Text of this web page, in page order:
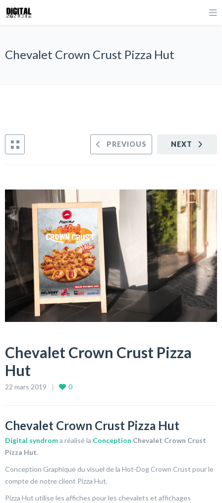
Chevalet Crown Crust Pizza Hut
NEXT
PREVIOUS
Chevalet Crown Crust Pizza
Hut
22 mars 2019 0
Chevalet Crown Crust Pizza Hut
Digital syndroma réalisé la Conception Chevalet Crown Crust
Pizza Hut.
Conception Graphique du visuel de la Hot-Dog Crown Crust pour le
compte de notre client Pizza Hut.
Pizza Hut utilise les affiches pour les chevalets et affichages